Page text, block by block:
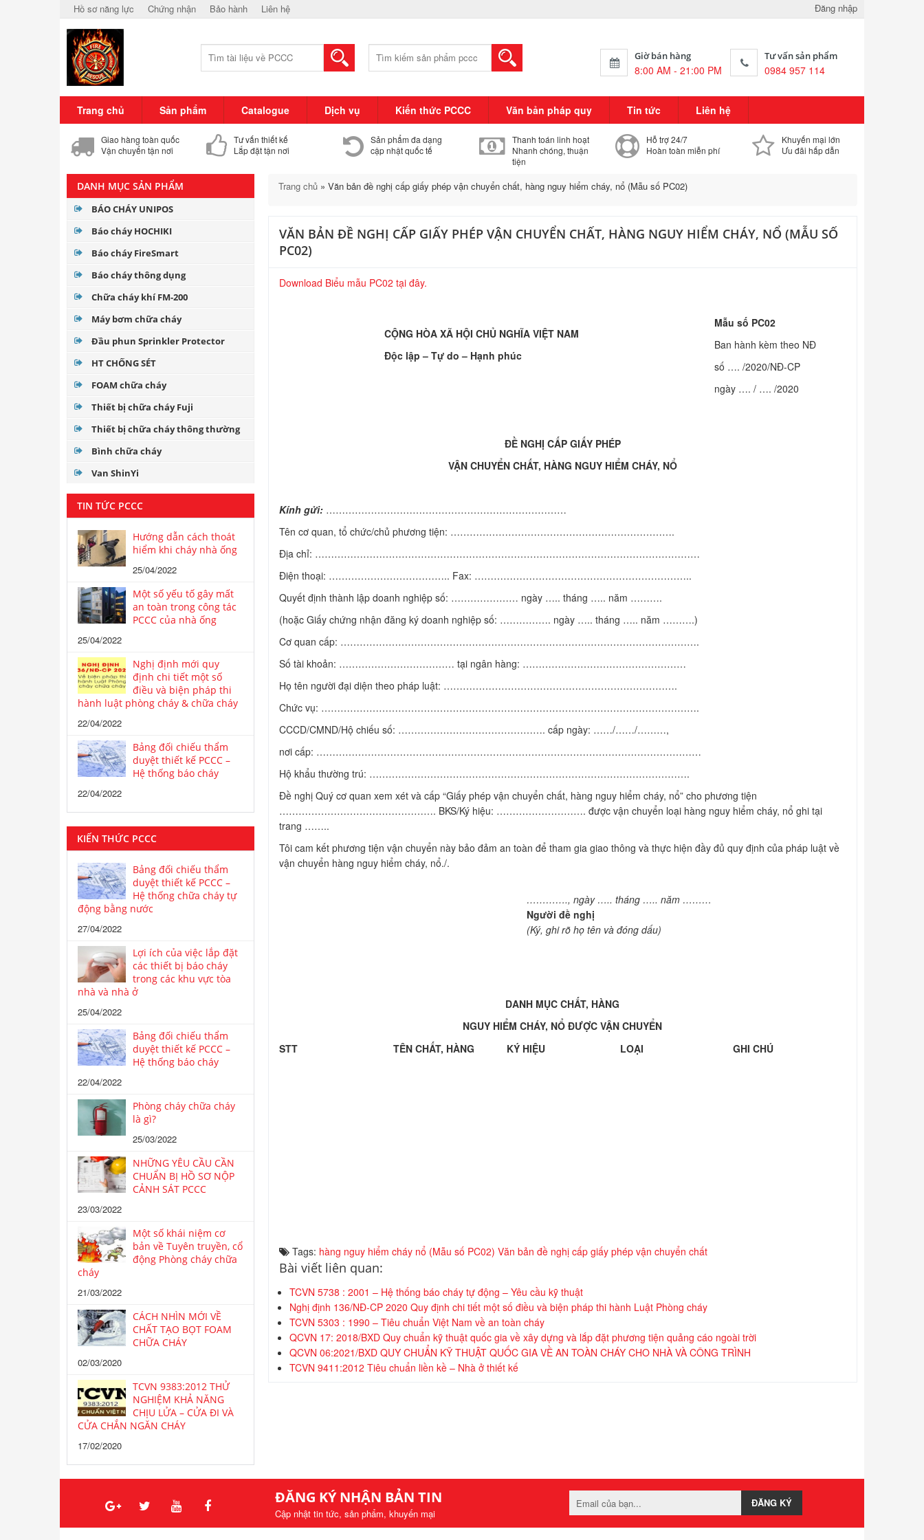
Hồ sơ năng lực Chứng nhận Bảo hành Liên hệ Đăng nhập
kiếm:
Giờ bán hàng
8:00 AM - 21:00 PM
Tư vấn sản phẩm
0984 957 114
Trang chủ Sản phẩm Catalogue Dịch vụ Kiến thức PCCC Văn bản pháp quy Tin tức Liên hệ
Giao hàng toàn quốc
Vận chuyển tận nơi
Tư vấn thiết kế
Lắp đặt tận nơi
Sản phẩm đa dạng
cập nhật quốc tế
Thanh toán linh hoạt
Nhanh chóng, thuận
tiện
Hỗ trợ 24/7
Hoàn toàn miễn phí
Khuyến mại lớn
Ưu đãi hấp dẫn
DANH MỤC SẢN PHẨM
BÁO CHÁY UNIPOS
Báo cháy HOCHIKI
Báo cháy FireSmart
Báo cháy thông dụng
Chữa cháy khí FM-200
Máy bơm chữa cháy
Đầu phun Sprinkler Protector
HT CHỐNG SÉT
FOAM chữa cháy
Thiết bị chữa cháy Fuji
Thiết bị chữa cháy thông thường
Bình chữa cháy
Van ShinYi
TIN TỨC PCCC
Hướng dẫn cách thoát
hiểm khi cháy nhà ống
25/04/2022
Một số yếu tố gây mất
an toàn trong công tác
PCCC của nhà ống
25/04/2022
Nghị định mới quy
định chi tiết một số
điều và biện pháp thi
hành luật phòng cháy & chữa cháy
22/04/2022
Bảng đối chiếu thẩm
duyệt thiết kế PCCC –
Hệ thống báo cháy
22/04/2022
KIẾN THỨC PCCC
Bảng đối chiếu thẩm
duyệt thiết kế PCCC –
Hệ thống chữa cháy tự
động bằng nước
27/04/2022
Lợi ích của việc lắp đặt
các thiết bị báo cháy
trong các khu vực tòa
nhà và nhà ở
25/04/2022
Bảng đối chiếu thẩm
duyệt thiết kế PCCC –
Hệ thống báo cháy
22/04/2022
Phòng cháy chữa cháy
là gì?
25/03/2022
NHỮNG YÊU CẦU CẦN
CHUẨN BỊ HỒ SƠ NỘP
CẢNH SÁT PCCC
23/03/2022
Một số khái niệm cơ
bản về Tuyên truyền, cổ
động Phòng cháy chữa
cháy
21/03/2022
CÁCH NHÌN MỚI VỀ
CHẤT TẠO BỌT FOAM
CHỮA CHÁY
02/03/2020
TCVN 9383:2012 THỬ
NGHIỆM KHẢ NĂNG
CHỊU LỬA – CỬA ĐI VÀ
CỬA CHẮN NGĂN CHÁY
17/02/2020
Trang chủ» Văn bản đề nghị cấp giấy phép vận chuyển chất, hàng nguy hiểm cháy, nổ (Mẫu số PC02)
VĂN BẢN ĐỀ NGHỊ CẤP GIẤY PHÉP VẬN CHUYỂN CHẤT, HÀNG NGUY HIỂM CHÁY, NỔ (MẪU SỐ
PC02)
Download Biểu mẫu PC02 tại đây.
CỘNG HÒA XÃ HỘI CHỦ NGHĨA VIỆT NAM
Độc lập – Tự do – Hạnh phúc
Mẫu số PC02
Ban hành kèm theo NĐ
số …. /2020/NĐ-CP
ngày …. / …. /2020
ĐỀ NGHỊ CẤP GIẤY PHÉP
VẬN CHUYỂN CHẤT, HÀNG NGUY HIỂM CHÁY, NỔ
Kính gửi: …………………………………………………………………
Tên cơ quan, tổ chức/chủ phương tiện: …………………………………………………………….
Địa chỉ: …………………………………………………………………………………………………………
Điện thoại: ……………………………….. Fax: …………………………………………………………..
Quyết định thành lập doanh nghiệp số: ………………… ngày ….. tháng ….. năm ……….
(hoặc Giấy chứng nhận đăng ký doanh nghiệp số: ……………. ngày ….. tháng ….. năm ……….)
Cơ quan cấp: ………………………………………………………………………………………………….
Số tài khoản: ……………………………… tại ngân hàng: ……………………………………………
Họ tên người đại diện theo pháp luật: ……………………………………………………………….
Chức vụ: ……………………………………………………………………………………………………….
CCCD/CMND/Hộ chiếu số: ………………………………………. cấp ngày: ……/……/………,
nơi cấp: …………………………………………………………………………………………………………
Hộ khẩu thường trú: ……………………………………………………………………………………….
Đề nghị Quý cơ quan xem xét và cấp “Giấy phép vận chuyển chất, hàng nguy hiểm cháy, nổ” cho phương tiện
…………………………………………. BKS/Ký hiệu: ………………………. được vận chuyển loại hàng nguy hiểm cháy, nổ ghi tại
trang ……..
Tôi cam kết phương tiện vận chuyển này bảo đảm an toàn để tham gia giao thông và thực hiện đầy đủ quy định của pháp luật về
vận chuyển hàng nguy hiểm cháy, nổ./.
…………., ngày ….. tháng ….. năm ………
Người đề nghị
(Ký, ghi rõ họ tên và đóng dấu)
DANH MỤC CHẤT, HÀNG
NGUY HIỂM CHÁY, NỔ ĐƯỢC VẬN CHUYỂN
STT
TÊN CHẤT, HÀNG KÝ HIỆU LOẠI GHI CHÚ
Tags: hàng nguy hiểm cháy nổ (Mẫu số PC02) Văn bản đề nghị cấp giấy phép vận chuyển chất
Bài viết liên quan:
TCVN 5738 : 2001 – Hệ thống báo cháy tự động – Yêu cầu kỹ thuật
Nghị định 136/NĐ-CP 2020 Quy định chi tiết một số điều và biện pháp thi hành Luật Phòng cháy
TCVN 5303 : 1990 – Tiêu chuẩn Việt Nam về an toàn cháy
QCVN 17: 2018/BXD Quy chuẩn kỹ thuật quốc gia về xây dựng và lắp đặt phương tiện quảng cáo ngoài trời
QCVN 06:2021/BXD QUY CHUẨN KỸ THUẬT QUỐC GIA VỀ AN TOÀN CHÁY CHO NHÀ VÀ CÔNG TRÌNH
TCVN 9411:2012 Tiêu chuẩn liền kề – Nhà ở thiết kế
ĐĂNG KÝ NHẬN BẢN TIN
Cập nhật tin tức, sản phẩm, khuyến mại
ĐĂNG KÝ